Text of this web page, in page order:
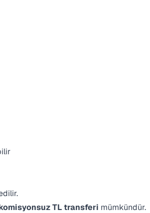
TL transferi mümkündür.